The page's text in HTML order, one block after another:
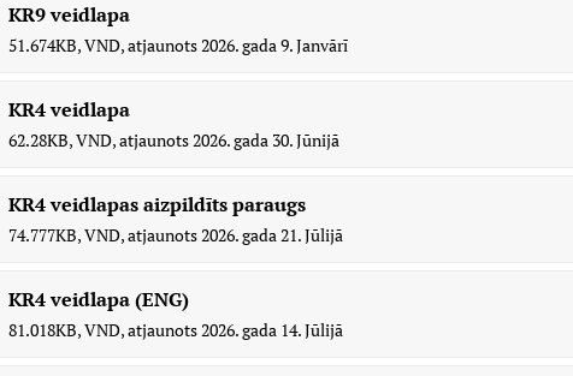
KR9 veidlapa
51.674KB,VND,atjaunots2026. gada 9. Janvārī
KR4 veidlapa
62.28KB,VND,atjaunots2026. gada 30. Jūnijā
KR4 veidlapas aizpildīts paraugs
74.777KB,VND,atjaunots2026. gada 21. Jūlijā
KR4 veidlapa (ENG)
81.018KB,VND,atjaunots2026. gada 14. Jūlijā